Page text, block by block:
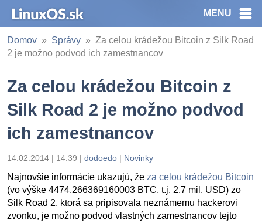
MENU
Domov Správy
Za celou krádežou Bitcoin z Silk Road
2 je možno podvod ich zamestnancov
Za celou krádežou Bitcoin z
Silk Road 2 je možno podvod
ich zamestnancov
14.02.2014 | 14:39 | dodoedo | Novinky
Najnovšie informácie ukazujú, že za celou krádežou Bitcoin
(vo výške 4474.266369160003 BTC, t.j. 2.7 mil. USD) zo
Silk Road 2, ktorá sa pripisovala neznámemu hackerovi
zvonku, je možno podvod vlastných zamestnancov tejto